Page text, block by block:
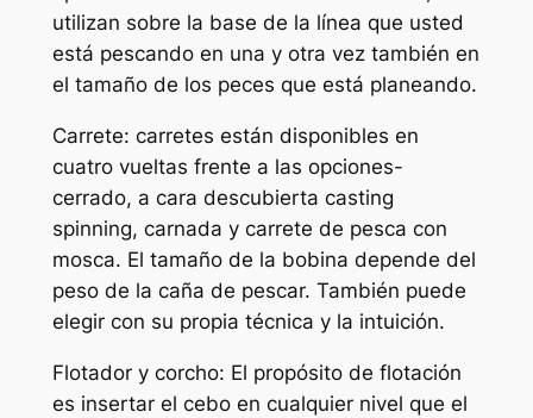
utilizan sobre la base de la línea que usted
está pescando en una y otra vez también en
el tamaño de los peces que está planeando.
Carrete: carretes están disponibles en
cuatro vueltas frente a las opciones-
cerrado, a cara descubierta casting
spinning, carnada y carrete de pesca con
mosca. El tamaño de la bobina depende del
peso de la caña de pescar. También puede
elegir con su propia técnica y la intuición.
Flotador y corcho: El propósito de flotación
es insertar el cebo en cualquier nivel que el